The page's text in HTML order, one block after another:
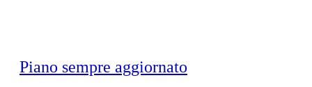
Piano sempre aggiornato